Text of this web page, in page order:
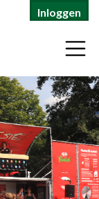
Inloggen